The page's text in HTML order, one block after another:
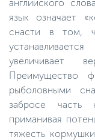
английского
язык означает
снасти в том,
увеличивает
Преимущество
рыболовными
забросе часть
приманивая
тяжесть